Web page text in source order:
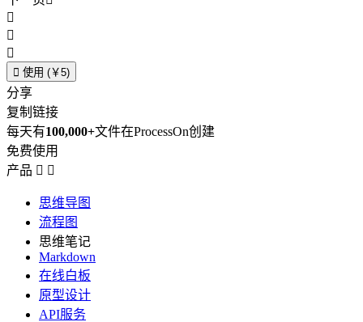



 使用 (￥5)
分享
复制链接
每天有100,000+文件在ProcessOn创建
免费使用
产品  
思维导图
流程图
思维笔记
Markdown
在线白板
原型设计
API服务